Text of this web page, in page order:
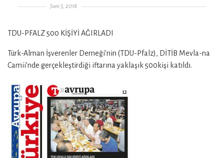
Gepostet am
Juni 5, 2018
TDU-PFALZ 500 KİŞİYİ AĞIRLADI
Türk-Alman İşverenler Derneği’nin (TDU-Pfalz), DİTİB Mevla-na
Camii’nde gerçekleştirdiği iftarına yaklaşık 500kişi katıldı.